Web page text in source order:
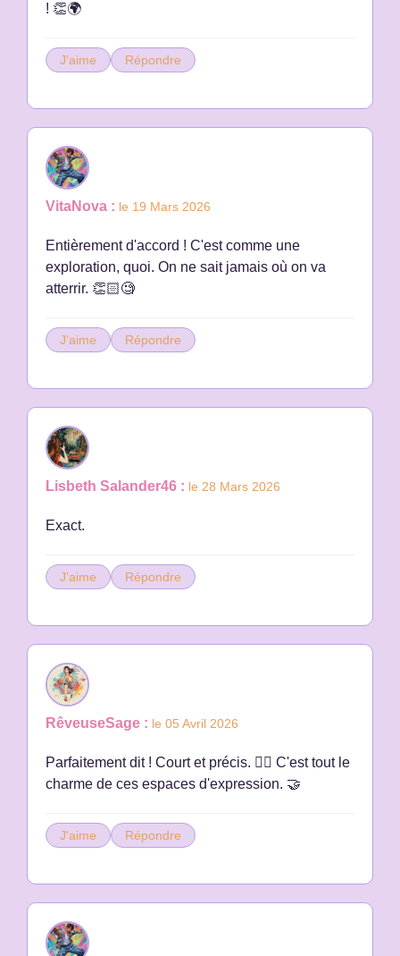
! 👏🌍
J'aime Répondre
VitaNova : le 19 Mars 2026
Entièrement d'accord ! C'est comme une
exploration, quoi. On ne sait jamais où on va
atterrir. 👏🏻🧐
J'aime Répondre
Lisbeth Salander46 : le 28 Mars 2026
Exact.
J'aime Répondre
RêveuseSage : le 05 Avril 2026
Parfaitement dit ! Court et précis. 👍🏼 C'est tout le
charme de ces espaces d'expression. 🤝
J'aime Répondre